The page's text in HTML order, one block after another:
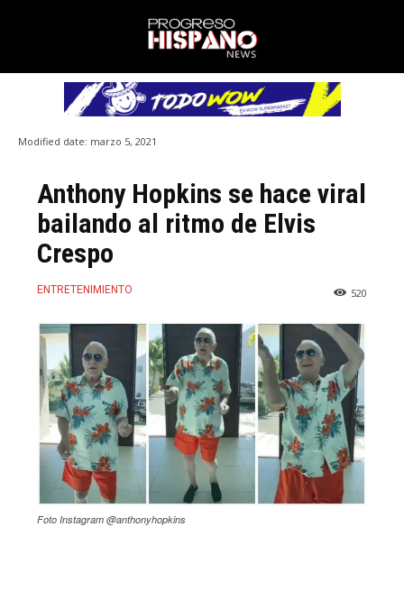
Modified date: marzo 5, 2021
Anthony Hopkins se hace viral
bailando al ritmo de Elvis
Crespo
ENTRETENIMIENTO 520
Foto Instagram @anthonyhopkins